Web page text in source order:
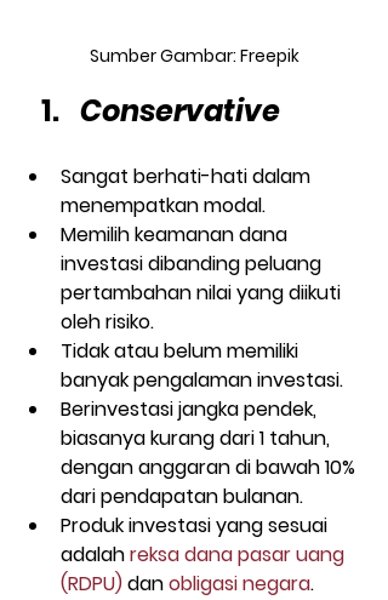
Sumber Gambar: Freepik
Conservative
Sangat berhati-hati dalam
menempatkan modal.
Memilih keamanan dana
investasi dibanding peluang
pertambahan nilai yang diikuti
oleh risiko.
Tidak atau belum memiliki
banyak pengalaman investasi.
Berinvestasi jangka pendek,
biasanya kurang dari 1 tahun,
dengan anggaran di bawah 10%
dari pendapatan bulanan.
Produk investasi yang sesuai
adalah reksa dana pasar uang
(RDPU) dan obligasi negara.